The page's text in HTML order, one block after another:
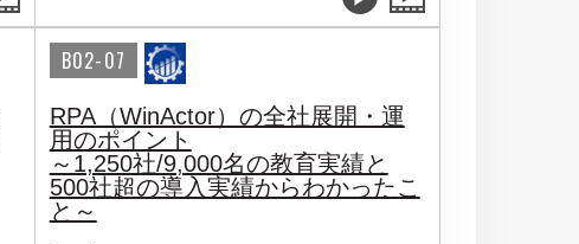
B02-07
RPA（WinActor）の全社展開・運
用のポイント
～1,250社/9,000名の教育実績と
500社超の導入実績からわかったこ
と～